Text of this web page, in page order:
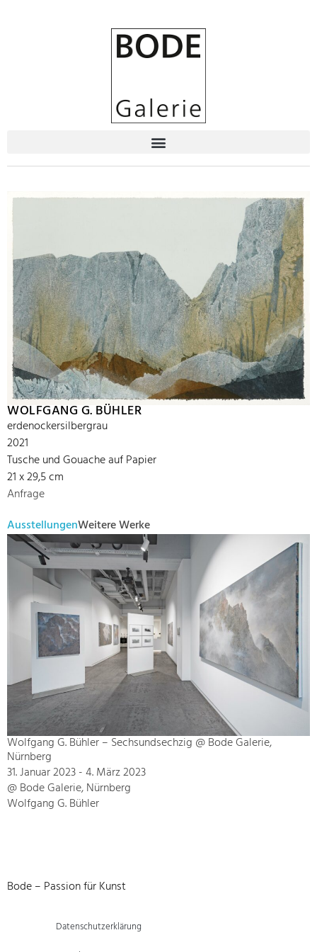
WOLFGANG G. BÜHLER
erdenockersilbergrau
2021
Tusche und Gouache auf Papier
21 x 29,5 cm
Anfrage
AusstellungenWeitere Werke
Wolfgang G. Bühler – Sechsundsechzig @ Bode Galerie,
Nürnberg
31. Januar 2023 - 4. März 2023
@ Bode Galerie, Nürnberg
Wolfgang G. Bühler
Bode – Passion für Kunst
Datenschutzerklärung